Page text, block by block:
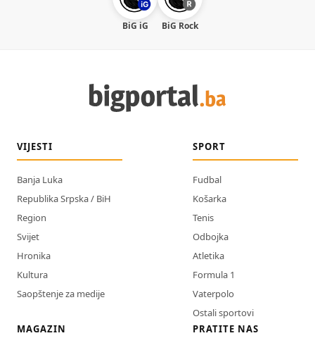
BiG iG BiG Rock
VIJESTI
Banja Luka
Republika Srpska / BiH
Region
Svijet
Hronika
Kultura
Saopštenje za medije
SPORT
Fudbal
Košarka
Tenis
Odbojka
Atletika
Formula 1
Vaterpolo
Ostali sportovi
MAGAZIN
PRATITE NAS